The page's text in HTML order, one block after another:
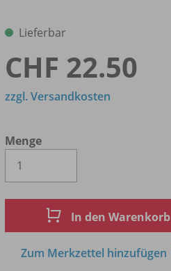
Lieferbar
CHF 22.50
Menge
zzgl. Versandkosten
In den Warenkorb
Zum Merkzettel hinzufügen